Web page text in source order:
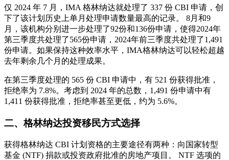
仅 2024 年 7 月，IMA 格林纳达就处理了 337 份 CBI 申请，创
下了该计划历史上单月处理申请数量最高的记录。 8月和9
月，该机构分别进一步处理了92份和136份申请，使得2024年
第三季度共处理了565份申请，2024年前三季度共处理了1,491
份申请。如果保持这种效率水平，IMA格林纳达可以轻松超越
去年剩余几个月的处理成果。
在第三季度处理的 565 份 CBI 申请中，有 521 份获得批准，
拒绝率为 7.8%。考虑到 2024 年的总数，1,491 份申请中有
1,411 份获得批准，拒绝率甚至更低，约为 5.6%。
二、格林纳达投资移民方式选择
获得格林纳达 CBI 计划资格的主要途径有两种：向国家转型
基金 (NTF) 捐款或投资政府批准的房地产项目。 NTF 选项的